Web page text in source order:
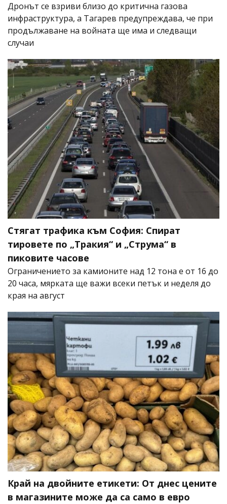
Дронът се взриви близо до критична газова
инфраструктура, а Тагарев предупреждава, че при
продължаване на войната ще има и следващи
случаи
Стягат трафика към София: Спират
тировете по „Тракия“ и „Струма“ в
пиковите часове
Ограничението за камионите над 12 тона е от 16 до
20 часа, мярката ще важи всеки петък и неделя до
края на август
Край на двойните етикети: От днес цените
в магазините може да са само в евро